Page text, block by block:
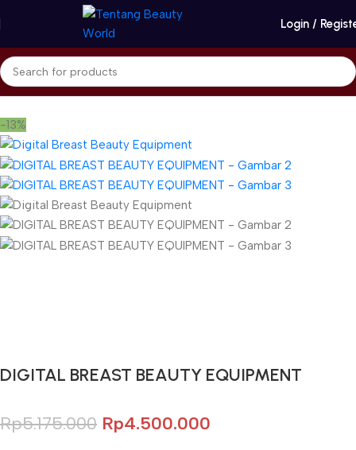
Login /
Beranda Spa & Wellness Breast Enhancement Therapy
-13%
DIGITAL BREAST BEAUTY EQUIPMENT
Rp5.175.000 Rp4.500.000